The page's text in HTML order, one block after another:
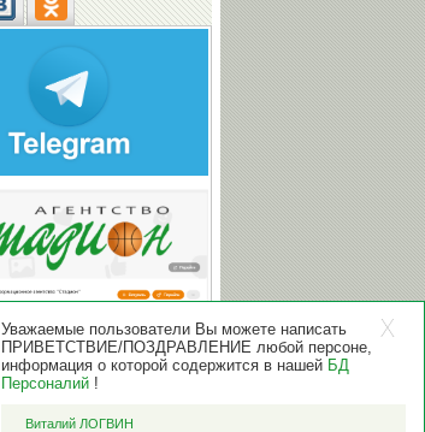
Уважаемые пользователи Вы можете написать
ПРИВЕТСТВИЕ/ПОЗДРАВЛЕНИЕ любой персоне,
информация о которой содержится в нашей БД
Персоналий !
Виталий ЛОГВИН